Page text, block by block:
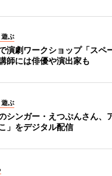
遊ぶ
演劇ワークショップ「ス
師には俳優や演出家も
遊ぶ
シンガー・えつぷんさん、
」をデジタル配信